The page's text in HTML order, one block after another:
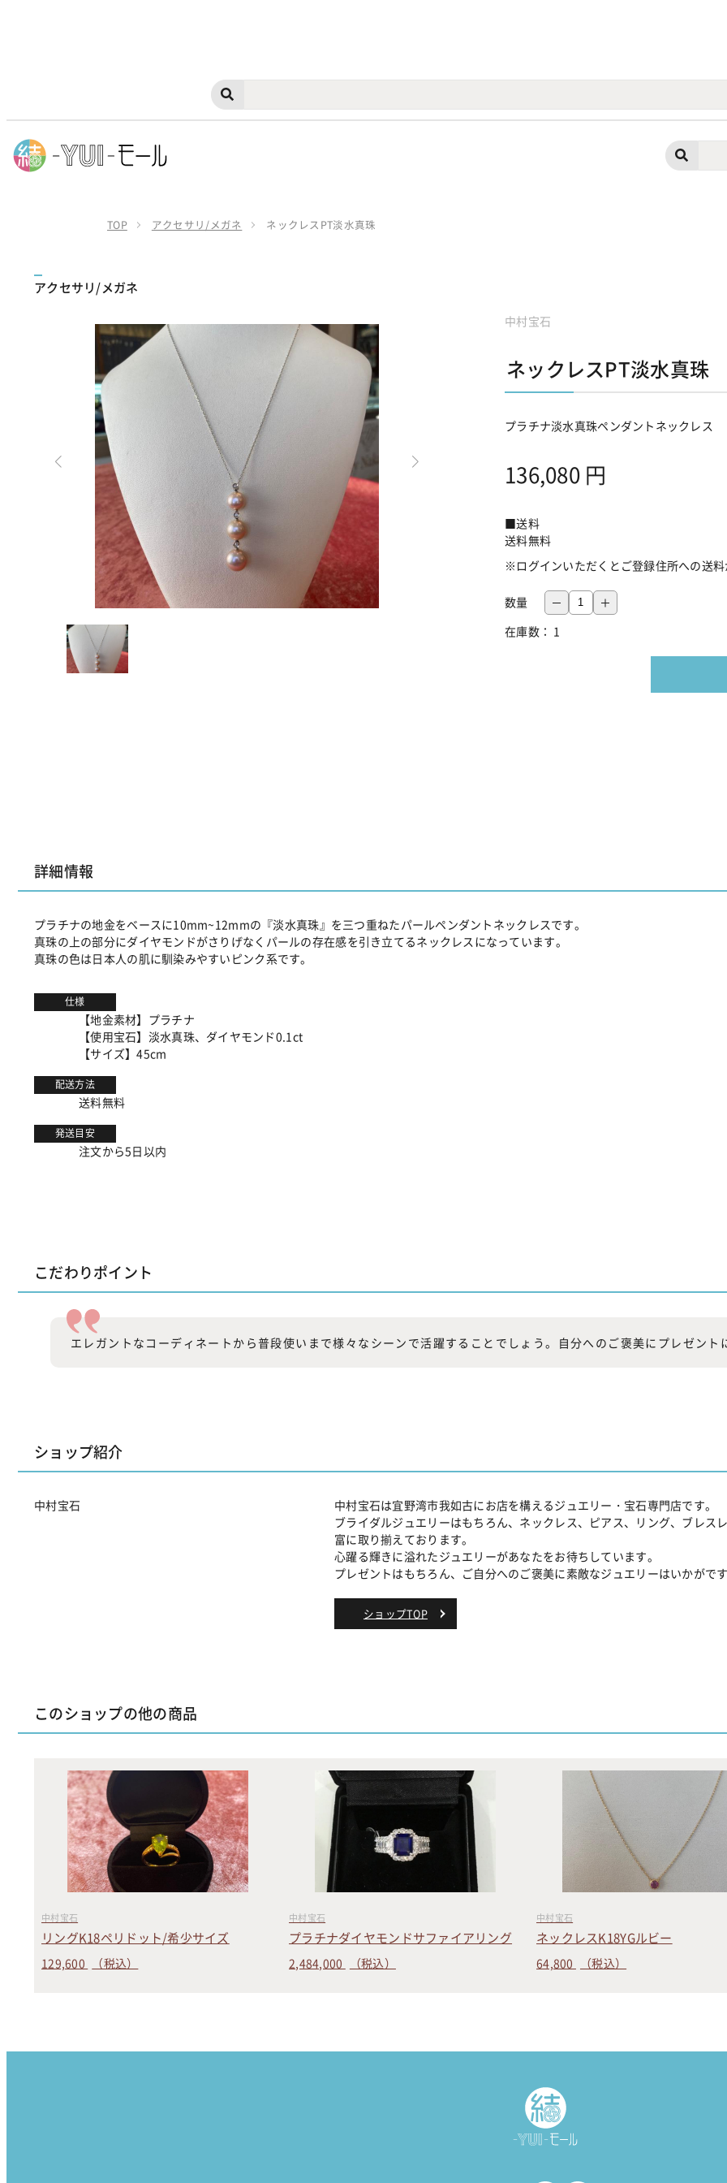
TOP アクセサリ/メガネ ネックレスPT淡水真珠
アクセサリ/メガネ
中村宝石
ネックレスPT淡水真珠
プラチナ淡水真珠ペンダントネックレス
136,080円
■送料
送料無料
※ログインいただくとご登録住所への送
数量
在庫数： 1
詳細情報
プラチナの地金をベースに10mm~12mmの『淡水真珠』を三つ重ねたパールペンダントネックレスです。
真珠の上の部分にダイヤモンドがさりげなくパールの存在感を引き立てるネックレスになっています。
真珠の色は日本人の肌に馴染みやすいピンク系です。
仕様
【地金素材】プラチナ
【使用宝石】淡水真珠、ダイヤモンド0.1ct
【サイズ】45cm
配送方法
送料無料
発送目安
注文から5日以内
こだわりポイント
エレガントなコーディネートから普段使いまで様々なシーンで活躍することでしょう。自分へのご褒美にプレゼント
ショップ紹介
中村宝石
中村宝石は宜野湾市我如古にお店を構えるジュエリー・宝石専門店です。
ブライダルジュエリーはもちろん、ネックレス、ピアス、リング、ブレ
富に取り揃えております。
心躍る輝きに溢れたジュエリーがあなたをお待ちしています。
プレゼントはもちろん、ご自分へのご褒美に素敵なジュエリーはいかがです
ショップTOP
このショップの他の商品
中村宝石
リングK18ペリドット/希少サイズ
129,600 （税込）
中村宝石
プラチナダイヤモンドサファイアリング
2,484,000 （税込）
中村宝石
ネックレスK18YGルビー
64,800 （税込）